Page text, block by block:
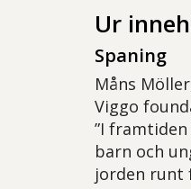
Ur
Spaning
Måns
Viggo
”I
barn och
jorden runt